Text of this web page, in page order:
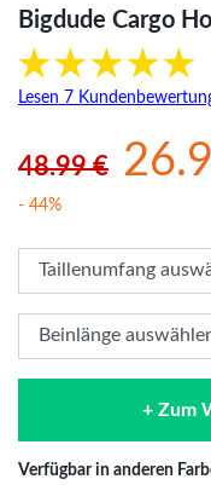
Bigdude Cargo
Lesen 7
48.99 €
- 44%
+ Zum
Verfügbar in anderen